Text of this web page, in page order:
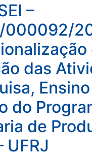
–
das
do
de
UFRJ